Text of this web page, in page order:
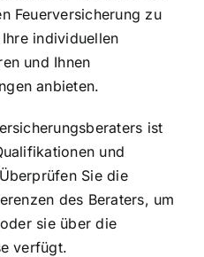
Feuerversicherung zu
individuellen
und Ihnen
anbieten.
ist
und
Sie die
des Beraters, um
sie über die
verfügt.